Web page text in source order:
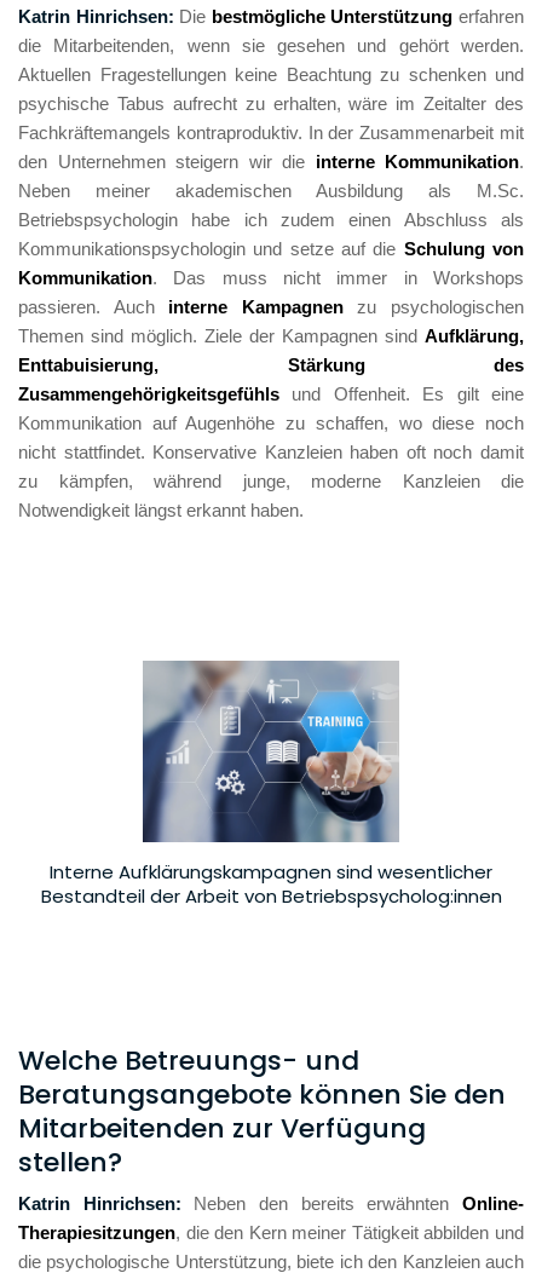
Katrin Hinrichsen: Die bestmögliche Unterstützung erfahren
die Mitarbeitenden, wenn sie gesehen und gehört werden.
Aktuellen Fragestellungen keine Beachtung zu schenken und
psychische Tabus aufrecht zu erhalten, wäre im Zeitalter des
Fachkräftemangels kontraproduktiv. In der Zusammenarbeit mit
den Unternehmen steigern wir die interne Kommunikation.
Neben meiner akademischen Ausbildung als M.Sc.
Betriebspsychologin habe ich zudem einen Abschluss als
Kommunikationspsychologin und setze auf die Schulung von
Kommunikation. Das muss nicht immer in Workshops
passieren. Auch interne Kampagnen zu psychologischen
Themen sind möglich. Ziele der Kampagnen sind Aufklärung,
Enttabuisierung, Stärkung des
Zusammengehörigkeitsgefühls und Offenheit. Es gilt eine
Kommunikation auf Augenhöhe zu schaffen, wo diese noch
nicht stattfindet. Konservative Kanzleien haben oft noch damit
zu kämpfen, während junge, moderne Kanzleien die
Notwendigkeit längst erkannt haben.
Interne Aufklärungskampagnen sind wesentlicher
Bestandteil der Arbeit von Betriebspsycholog:innen
Welche Betreuungs- und
Beratungsangebote können Sie den
Mitarbeitenden zur Verfügung
stellen?
Katrin Hinrichsen: Neben den bereits erwähnten Online-
Therapiesitzungen, die den Kern meiner Tätigkeit abbilden und
die psychologische Unterstützung, biete ich den Kanzleien auch